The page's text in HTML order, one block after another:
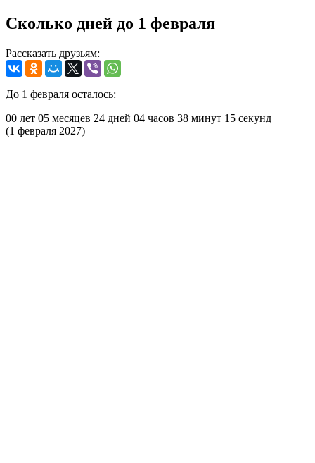
Сколько дней до 1 февраля
Рассказать друзьям:
До 1 февраля осталось:
00 лет 05 месяцев 24 дней 04 часов 38 минут 15 секунд
(1 февраля 2027)